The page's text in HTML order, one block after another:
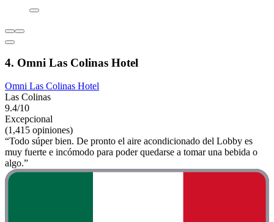
4. Omni Las Colinas Hotel
Omni Las Colinas Hotel
Las Colinas
9.4/10
Excepcional
(1,415 opiniones)
“Todo súper bien. De pronto el aire acondicionado del Lobby es
muy fuerte e incómodo para poder quedarse a tomar una bebida o
algo.”